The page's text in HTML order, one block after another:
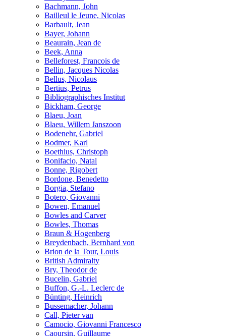
Bachmann, John
Bailleul le Jeune, Nicolas
Barbault, Jean
Bayer, Johann
Beaurain, Jean de
Beek, Anna
Belleforest, Francois de
Bellin, Jacques Nicolas
Bellus, Nicolaus
Bertius, Petrus
Bibliographisches Institut
Bickham, George
Blaeu, Joan
Blaeu, Willem Janszoon
Bodenehr, Gabriel
Bodmer, Karl
Boethius, Christoph
Bonifacio, Natal
Bonne, Rigobert
Bordone, Benedetto
Borgia, Stefano
Botero, Giovanni
Bowen, Emanuel
Bowles and Carver
Bowles, Thomas
Braun & Hogenberg
Breydenbach, Bernhard von
Brion de la Tour, Louis
British Admiralty
Bry, Theodor de
Bucelin, Gabriel
Buffon, G.-L. Leclerc de
Bünting, Heinrich
Bussemacher, Johann
Call, Pieter van
Camocio, Giovanni Francesco
Caoursin, Guillaume